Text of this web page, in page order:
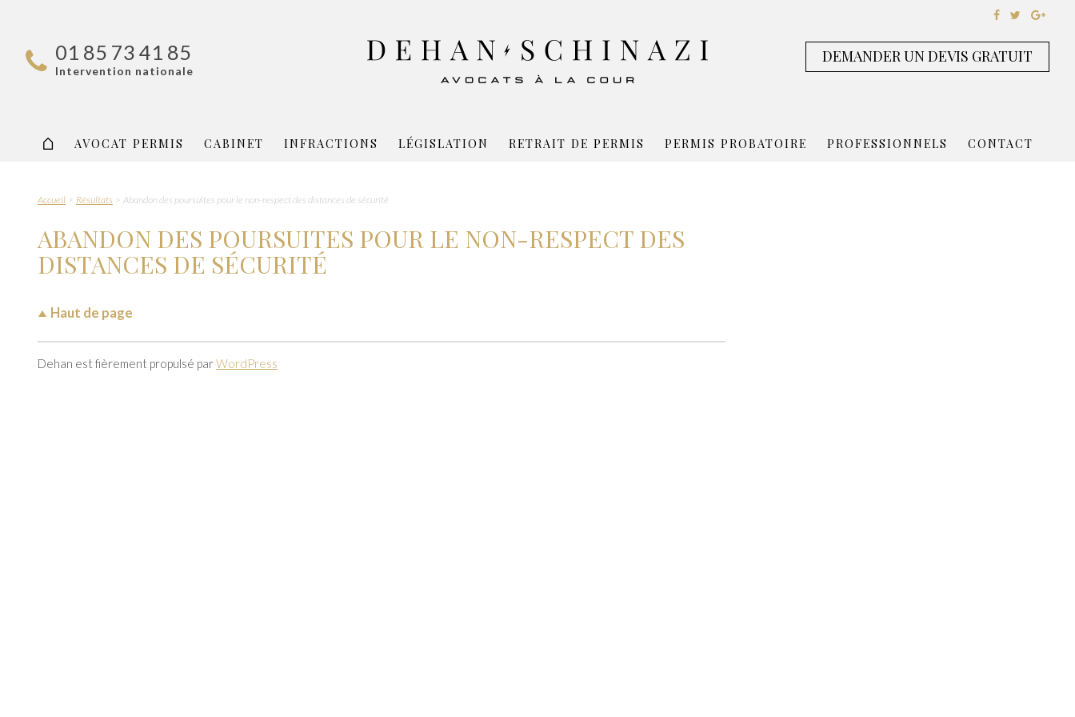
01 85 73 41 85
Intervention nationale
DEMANDER UN DEVIS GRATUIT
AVOCAT PERMIS CABINET INFRACTIONS LÉGISLATION RETRAIT DE PERMIS PERMIS PROBATOIRE PROFESSIONNELS CONTACT
Accueil Résultats Abandon des poursuites pour le non-respect des distances de sécurité
ABANDON DES POURSUITES POUR LE NON-RESPECT DES
DISTANCES DE SÉCURITÉ
Haut de page
Dehan est fièrement propulsé parWordPress